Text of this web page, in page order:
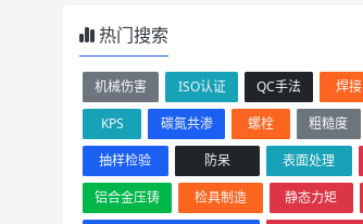
热门搜索
机械伤害 ISO认证 QC手法 焊接
KPS
碳氮共渗 螺栓 粗糙度
抽样检验
防呆 表面处理
铝合金压铸
检具制造 静态力矩